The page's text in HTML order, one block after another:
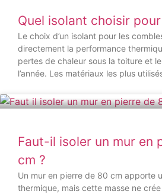
Quel isolant choisir
Le choix d’un isolant pour les
directement la performance
pertes de chaleur sous la toiture et
l’année. Les matériaux les plus
Faut-il isoler un mur en
cm ?
Un mur en pierre de 80 cm apporte
thermique, mais cette masse ne